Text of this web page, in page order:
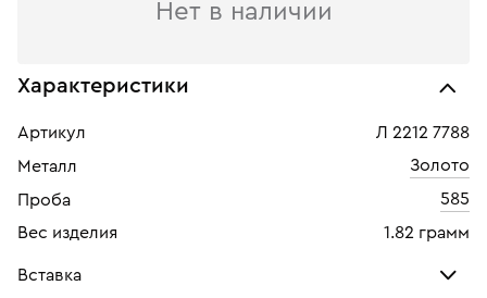
Нет в наличии
Характеристики
Артикул
Л 2212 7788
Металл
Золото
Проба
585
Вес изделия
1.82 грамм
Вставка